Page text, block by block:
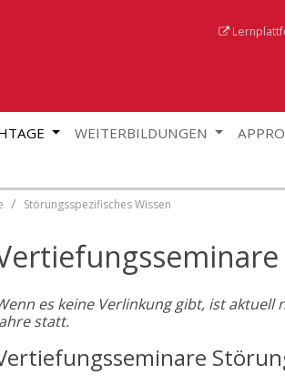
WEITERBILDUNGEN
Störungsspezifisches Wissen
es keine Verlinkung gibt, ist
statt.